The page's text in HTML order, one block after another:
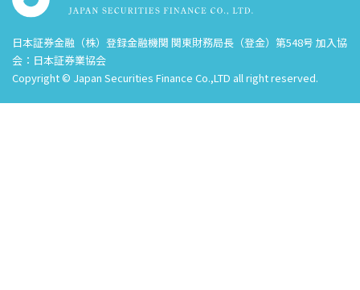
日本証券金融（株）登録金融機関 関東財務局長（登金）第548号 加入協
会：日本証券業協会
Copyright © Japan Securities Finance Co.,LTD all right reserved.